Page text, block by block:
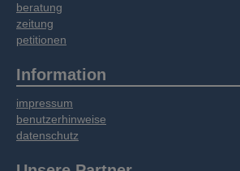
beratung
zeitung
petitionen
Information
impressum
benutzerhinweise
datenschutz